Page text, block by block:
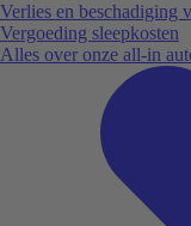
Verlies en beschadiging
Vergoeding sleepkosten
Alles over onze all-in